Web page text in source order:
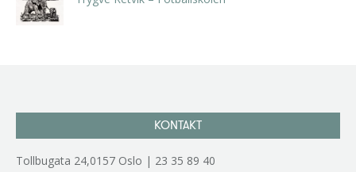
KONTAKT
Tollbugata 24,0157 Oslo | 23 35 89 40